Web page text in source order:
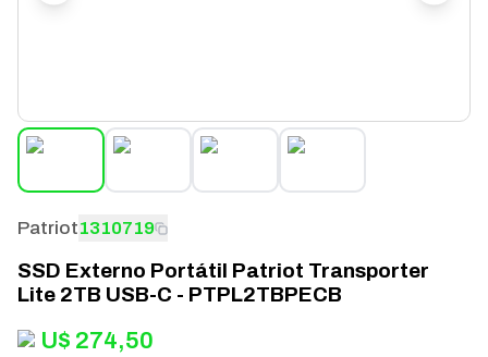
Patriot1310719
SSD Externo Portátil Patriot Transporter
Lite 2TB USB-C - PTPL2TBPECB
U$ 274,50